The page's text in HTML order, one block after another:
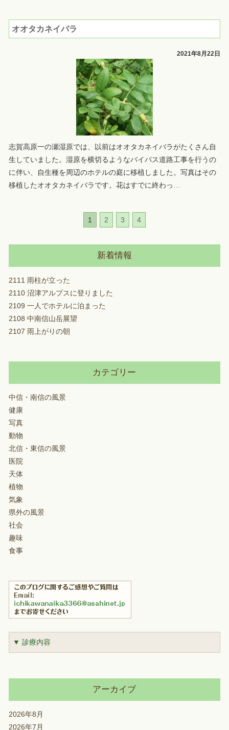
オオタカネイバラ
2021年8月22日
志賀高原一の瀬湿原では、以前はオオタカネイバラがたくさん自
生していました。湿原を横切るようなバイパス道路工事を行うの
に伴い、自生種を周辺のホテルの庭に移植しました。写真はその
移植したオオタカネイバラです。花はすでに終わっ …
1 2 3 4
新着情報
2111 雨柱が立った
2110 沼津アルプスに登りました
2109 一人でホテルに泊まった
2108 中南信山岳展望
2107 雨上がりの朝
カテゴリー
中信・南信の風景
健康
写真
動物
北信・東信の風景
医院
天体
植物
気象
県外の風景
社会
趣味
食事
▼ 診療内容
アーカイブ
2026年8月
2026年7月